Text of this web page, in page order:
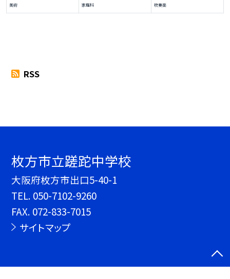
美術 家庭科 吹奏楽
RSS
枚方市立蹉跎中学校
大阪府枚方市出口5-40-1
TEL. 050-7102-9260
FAX. 072-833-7015
サイトマップ